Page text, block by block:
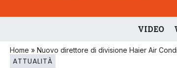
VIDEO
Home » Nuovo direttore di divisione Haier Air
ATTUALITÀ